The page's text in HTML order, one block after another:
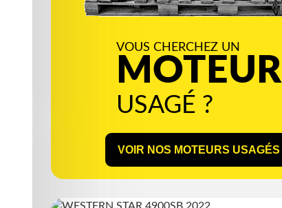
VOUS CHERCHEZ UN
MOTEUR
USAGÉ ?
VOIR NOS MOTEURS USAGÉS